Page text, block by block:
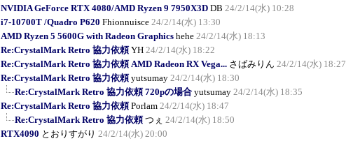
NVIDIA GeForce RTX 4080/AMD Ryzen 9 7950X3D DB 24/2/14(水) 10:28
i7-10700T /Quadro P620 Fhionnuisce 24/2/14(水) 13:30
AMD Ryzen 5 5600G with Radeon Graphics hehe 24/2/14(水) 18:13
Re:CrystalMark Retro 協力依頼 YH 24/2/14(水) 18:22
Re:CrystalMark Retro 協力依頼 AMD Radeon RX Vega... さばみりん 24/2/14(水) 18:27
Re:CrystalMark Retro 協力依頼 yutsumay 24/2/14(水) 18:30
Re:CrystalMark Retro 協力依頼 720pの場合 yutsumay 24/2/14(水) 18:35
Re:CrystalMark Retro 協力依頼 Porlam 24/2/14(水) 18:47
Re:CrystalMark Retro 協力依頼 つぇ 24/2/14(水) 18:50
RTX4090 とおりすがり 24/2/14(水) 20:00